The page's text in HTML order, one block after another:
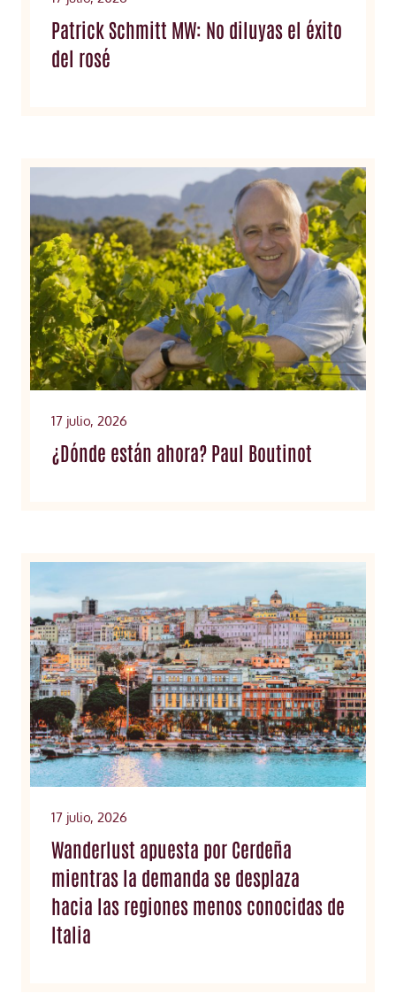
Patrick Schmitt MW: No diluyas el éxito
del rosé
17 julio, 2026
¿Dónde están ahora? Paul Boutinot
17 julio, 2026
Wanderlust apuesta por Cerdeña
mientras la demanda se desplaza
hacia las regiones menos conocidas de
Italia